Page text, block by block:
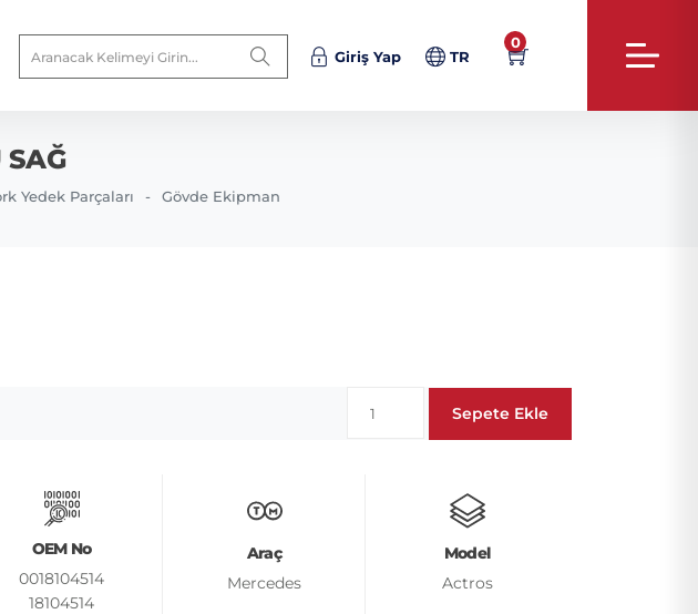
Giriş Yap TR
0
SAĞ
Yedek Parçaları Gövde Ekipman
Sepete Ekle
OEM No
0018104514
18104514
Araç
Mercedes
Model
Actros